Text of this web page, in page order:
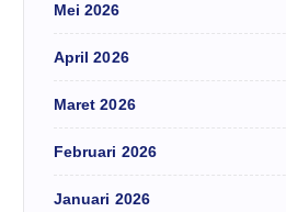
Mei 2026
April 2026
Maret 2026
Februari 2026
Januari 2026